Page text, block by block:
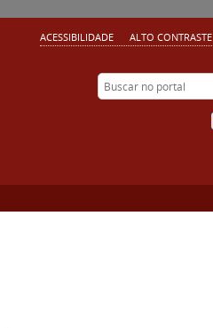
ACESSIBILIDADE ALTO CONTRASTE
Buscar no portal